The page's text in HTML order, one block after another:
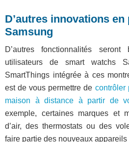
D’autres innovations
Samsung
D’autres fonctionnalités
utilisateurs de smart watchs
SmartThings intégrée à ces
est de vous permettre de contrôler
maison à distance à partir de
exemple, certaines marques et
d’air, des thermostats ou des
faire partie des nouveaux appareils